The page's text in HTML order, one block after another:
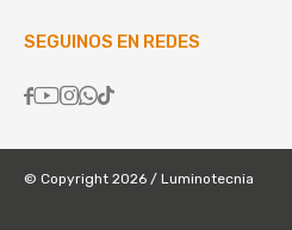
SEGUINOS EN REDES

© Copyright 2026 / Luminotecnia